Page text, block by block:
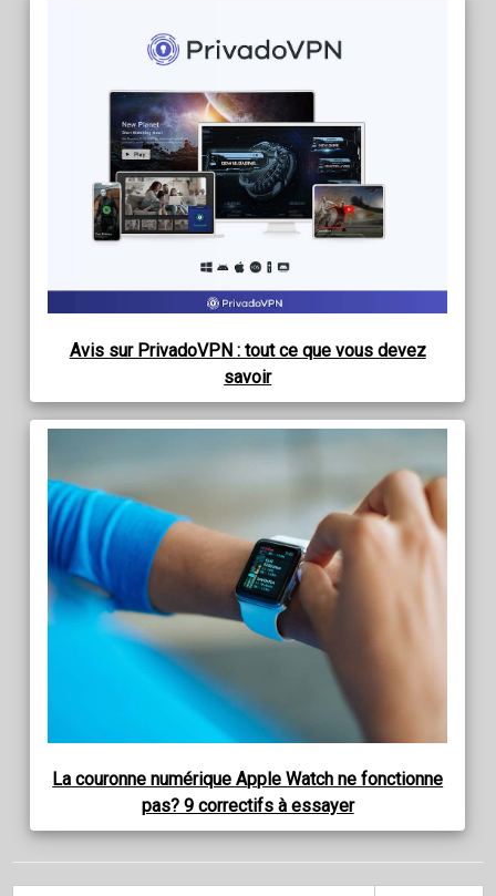
Avis sur PrivadoVPN : tout ce que vous devez
savoir
La couronne numérique Apple Watch ne fonctionne
pas? 9 correctifs à essayer